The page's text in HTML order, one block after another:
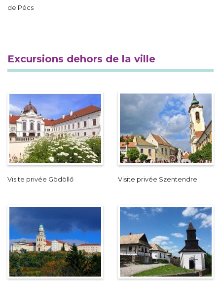
de Pécs
Excursions dehors de la ville
Visite privée Gödöllő Visite privée Szentendre